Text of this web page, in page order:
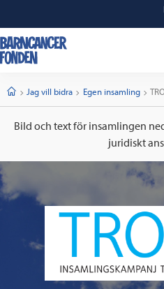
StartJag vill bidra Egen insamling
Bild och text för insamlingen
juridiskt